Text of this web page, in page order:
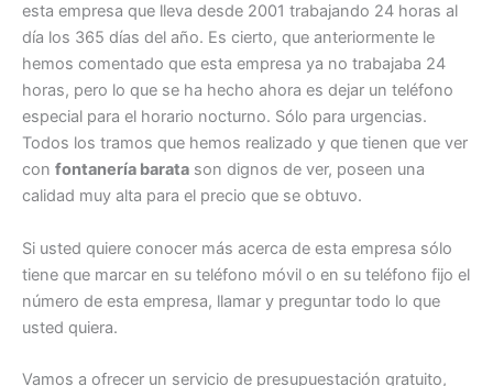
esta empresa que lleva desde 2001 trabajando 24 horas al
día los 365 días del año. Es cierto, que anteriormente le
hemos comentado que esta empresa ya no trabajaba 24
horas, pero lo que se ha hecho ahora es dejar un teléfono
especial para el horario nocturno. Sólo para urgencias.
Todos los tramos que hemos realizado y que tienen que ver
con fontanería barata son dignos de ver, poseen una
calidad muy alta para el precio que se obtuvo.
Si usted quiere conocer más acerca de esta empresa sólo
tiene que marcar en su teléfono móvil o en su teléfono fijo el
número de esta empresa, llamar y preguntar todo lo que
usted quiera.
Vamos a ofrecer un servicio de presupuestación gratuito,